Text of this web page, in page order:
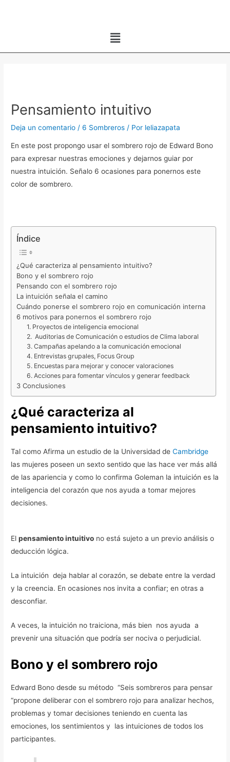
Menú
Pensamiento intuitivo
Deja un comentario /6 Sombreros / Por leliazapata
En este post propongo usar el sombrero rojo de Edward Bono
para expresar nuestras emociones y dejarnos guiar por
nuestra intuición. Señalo 6 ocasiones para ponernos este
color de sombrero.
Índice
¿Qué caracteriza al pensamiento intuitivo?
Bono y el sombrero rojo
Pensando con el sombrero rojo
La intuición señala el camino
Cuándo ponerse el sombrero rojo en comunicación interna
6 motivos para ponernos el sombrero rojo
1. Proyectos de inteligencia emocional
2. Auditorias de Comunicación o estudios de Clima laboral
3. Campañas apelando a la comunicación emocional
4. Entrevistas grupales, Focus Group
5. Encuestas para mejorar y conocer valoraciones
6. Acciones para fomentar vínculos y generar feedback
3 Conclusiones
¿Qué caracteriza al
pensamiento intuitivo?
Tal como Afirma un estudio de la Universidad de Cambridge
las mujeres poseen un sexto sentido que las hace ver más allá
de las apariencia y como lo confirma Goleman la intuición es la
inteligencia del corazón que nos ayuda a tomar mejores
decisiones.
Elpensamiento intuitivo no está sujeto a un previo análisis o
deducción lógica.
La intuición deja hablar al corazón, se debate entre la verdad
y la creencia. En ocasiones nos invita a confiar; en otras a
desconfiar.
A veces, la intuición no traiciona, más bien nos ayuda a
prevenir una situación que podría ser nociva o perjudicial.
Bono y el sombrero rojo
Edward Bono desde su método “Seis sombreros para pensar
“propone deliberar con el sombrero rojo para analizar hechos,
problemas y tomar decisiones teniendo en cuenta las
emociones, los sentimientos y las intuiciones de todos los
participantes.